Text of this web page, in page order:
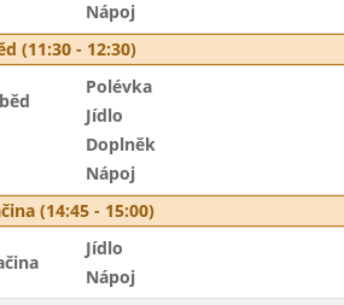
Nápoj
(11:30 - 12:30)
Polévka
Jídlo
Doplněk
Nápoj
(14:45 - 15:00)
Jídlo
Nápoj